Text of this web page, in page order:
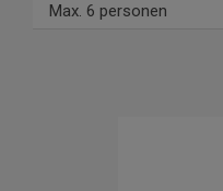
Max. 6 personen